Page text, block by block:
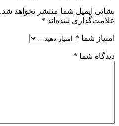
نشانی ایمیل شما منتشر نخواهد شد.
علامت‌گذاری شده‌اند *
امتیاز شما *
دیدگاه شما *